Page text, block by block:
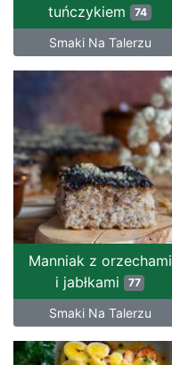
tuńczykiem 74
Smaki Na Talerzu
Manniak z orzechami
i jabłkami
77
Smaki Na Talerzu